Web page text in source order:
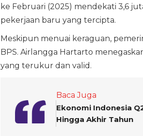
ke Februari (2025) mendekati 3,6
pekerjaan baru yang tercipta.
Meskipun menuai keraguan,
BPS. Airlangga Hartarto
yang terukur dan valid.
Baca Juga
Ekonomi Indonesia
Hingga Akhir Tahun